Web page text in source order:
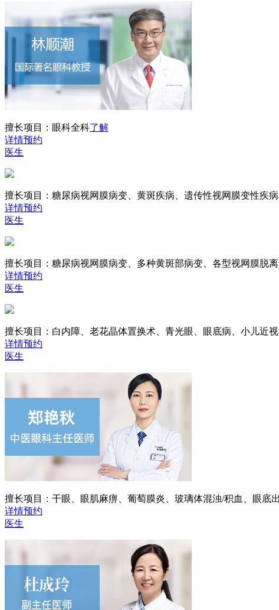
擅长项目： 眼科全科了解
详情预约
医生
擅长项目： 糖尿病视网膜病变、黄斑疾病、遗传性视网膜变性疾
详情预约
医生
擅长项目： 糖尿病视网膜病变、多种黄斑部病变、各型视网膜脱
详情预约
医生
擅长项目： 白内障、老花晶体置换术、青光眼、眼底病、小儿近
详情预约
医生
擅长项目： 干眼、眼肌麻痹、葡萄膜炎、玻璃体混浊/积血、眼底
详情预约
医生